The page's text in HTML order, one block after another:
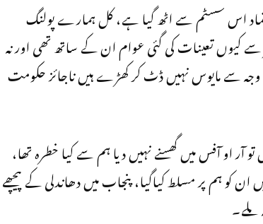
اس سسٹم سے اٹھ گیا ہے، کل ہمارے پولنگ
سے کیوں تعینات کی گئی عوام ان کے ساتھ تھی اور نہ
سے مایوس نہیں ڈٹ کر کھڑے ہیں ناجائز حکومت
آر او آفس میں گھسنے نہیں دیا ہم سے کیا خطرہ تھا،
کو ہم پر مسلط کیاگیا، پنجاب میں دھاندلی کے پیچھے
ملے۔